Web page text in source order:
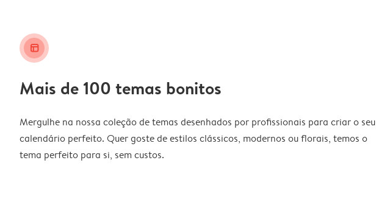
layout_alt
Mais de 100 temas bonitos
Mergulhe na nossa coleção de temas desenhados por profissionais para criar o seu
calendário perfeito. Quer goste de estilos clássicos, modernos ou florais, temos o
tema perfeito para si, sem custos.